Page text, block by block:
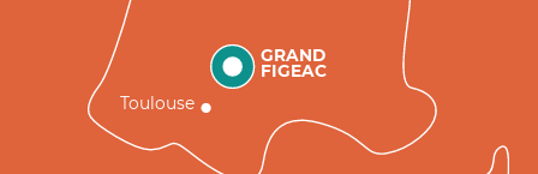
GRAND
FIGEAC
Toulouse